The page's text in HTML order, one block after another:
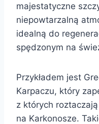
majestatyczne
niepowtarzalną
idealną do
spędzonym na
Przykładem jest
Karpaczu, który
z których
na Karkonosze.